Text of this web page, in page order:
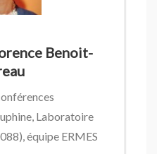
pousse à la
Benoit-
Laboratoire
équipe ERMES